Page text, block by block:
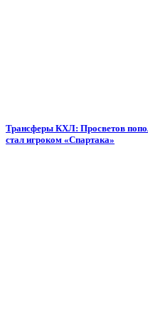
Трансферы КХЛ: Просветов
стал игроком «Спартака»